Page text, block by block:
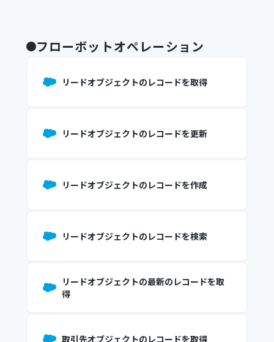
フローボットオペレーション
リードオブジェクトのレコードを取得
リードオブジェクトのレコードを更新
リードオブジェクトのレコードを作成
リードオブジェクトのレコードを検索
リードオブジェクトの最新のレコードを取
得
取引先オブジェクトのレコードを取得